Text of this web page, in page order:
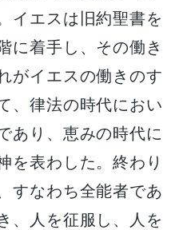
イエスは旧約聖書を
に着手し、その働き
がイエスの働きのす
、律法の時代におい
あり、恵みの時代に
を表わした。終わり
すなわち全能者であ
、人を征服し、人を